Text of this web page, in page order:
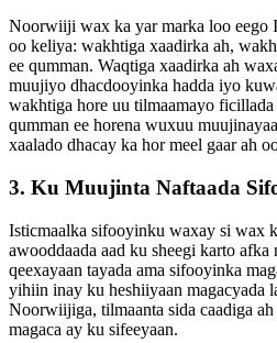
Noorwiiji wax ka yar marka loo eego
oo keliya: wakhtiga xaadirka ah,
ee qumman. Waqtiga xaadirka ah
muujiyo dhacdooyinka hadda iyo
wakhtiga hore uu tilmaamayo
qumman ee horena wuxuu
xaalado dhacay ka hor meel gaar ah
3. Ku Muujinta Naftaada
Isticmaalka sifooyinku waxay si wax
awooddaada aad ku sheegi karto
qeexayaan tayada ama sifooyinka
yihiin inay ku heshiiyaan magacyada
Noorwiijiga, tilmaanta sida caadiga
magaca ay ku sifeeyaan.